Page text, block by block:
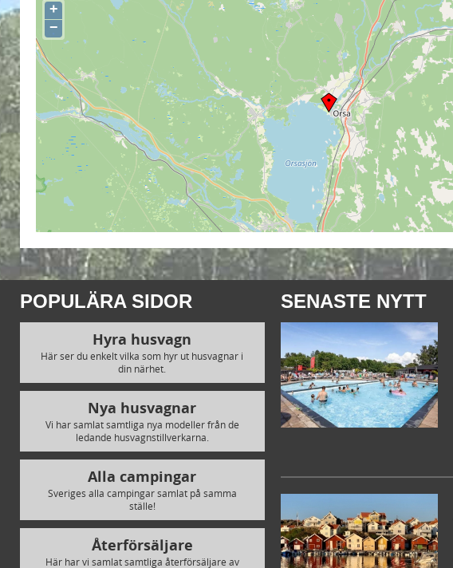
+
−
POPULÄRA SIDOR
Hyra husvagn
Här ser du enkelt vilka som hyr ut husvagnar i
din närhet.
Nya husvagnar
Vi har samlat samtliga nya modeller från de
ledande husvagnstillverkarna.
Alla campingar
Sveriges alla campingar samlat på samma
ställe!
Återförsäljare
Här har vi samlat samtliga återförsäljare av
SENASTE NYTT